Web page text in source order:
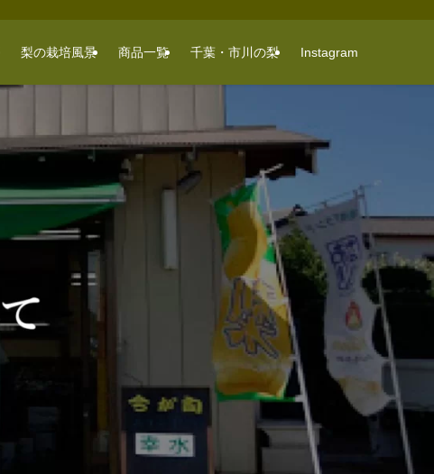
梨の栽培風景 商品一覧 千葉・市川の梨 Instagram